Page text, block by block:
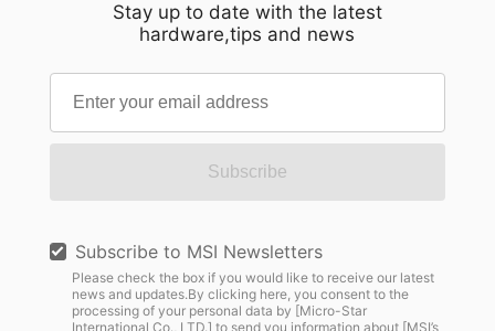
เป็นธรรมชาติ เปิดโอกาสให้ทุกๆ รายละเอียดปรากฏ
เด่นชัดด้วยความคมชัดน่าทึ่ง แทนที่จะทำให้รู้สึก
ความเงียบสงบ นี่คือความสมดุลที่ได้รับการขัดเกลา
จนสมบูรณ์แบบ การขัดเกลาผ่านกระบวนการผลิตเก้า
อาศัยความซับซ้อนเบื้องหลังที่ไม่ง่าย แผงตกแต่ง
อย่างพิถีพิถันถึงเก้าขั้นตอนก่อนที่จะออกมาเป็นรูปทรง
สมบูรณ์ แต่ละขั้นตอนต่อยอดจากขั้นตอนก่อนหน้า
ช่วยให้ความแม่นยำสะสมเพิ่มขึ้นทีละน้อย แทนที่จะ
ทรงพลังที่สุดแล้ว แต่เราจะใส่ไว้ที่ไหน? เราจะทำ
อย่างไรให้มันผสานเข้ากับห้องเซิร์ฟเวอร์ไอทีที่มีอยู่
ของเราได้อย่างปลอดภัยและมีประสิทธิภาพ?" เพื่อ
เชื่อมช่องว่างสุดท้ายในการปรับใช้งาน Edge AI
โซลูชั่น MSI EdgeXpert AI Supercomputer ได้
เมาท์ที่พัฒนาโดย Racknex, ผู้เชี่ยวชาญด้านการติด
สามารถเข้ากับแร็คเซิร์ฟเวอร์มาตรฐานขนาด 19 นิ้ว
ได้อย่างสมบูรณ์แบบ ทำให้องค์กรสามารถสร้าง
โครงสร้างพื้นฐาน AI รุ่นต่อไปที่มีความยืดหยุ่นและ
Stay up to date with the latest
hardware,tips and news
Subscribe
Subscribe to MSI Newsletters
Please check the box if you would like to receive our latest
news and updates.By clicking here, you consent to the
processing of your personal data by [Micro-Star
International Co., LTD.] to send you information about [MSI’s